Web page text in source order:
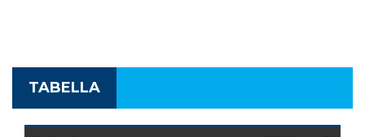
TABELLA